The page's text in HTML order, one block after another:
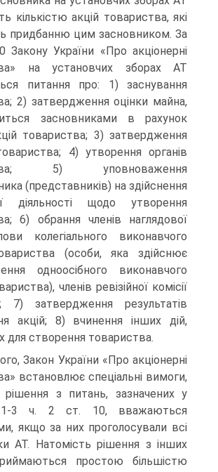
кількістю акцій товариства, які
придбанню цим засновником. За
Закону України «Про акціонерні
на установчих зборах АТ
питання про: 1) заснування
2) затвердження оцінки майна,
засновниками в рахунок
това­риства; 3) затвердження
4) утворення органів
5) уповноваження
(пред­ставників) на здійснення
діяльності щодо утво­рення
6) обрання членів наглядової
колегіального виконавчого
(особи, яка здійснює
одноосібного виконавчого
членів ревізійної комісії
7) затверджен­ня результатів
акцій; 8) вчинення інших дій,
для створення товариства.
Закон України «Про акціонерні
встановлює спеціальні вимоги,
з питань, за­значених у
1-3 ч. 2 ст. 10, вважаються
якщо за них проголосували всі
АТ. Натомість рішення з інших
простою більшістю